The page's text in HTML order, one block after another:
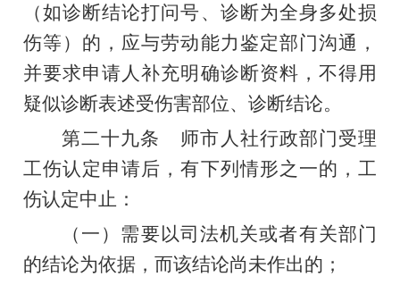
（如诊断结论打问号、诊断为全身多处损
伤等）的，应与劳动能力鉴定部门沟通，
并要求申请人补充明确诊断资料，不得用
疑似诊断表述受伤害部位、诊断结论。
第二十九条
师市人社行政部门受理
工伤认定申请后，有下列情形之一的，工
伤认定中止：
（一）需要以司法机关或者有关部门
的结论为依据，而该结论尚未作出的；